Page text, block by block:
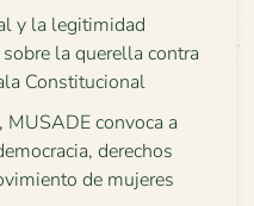
y la legitimidad
la querella contra
Constitucional
convoca a
derechos
de mujeres